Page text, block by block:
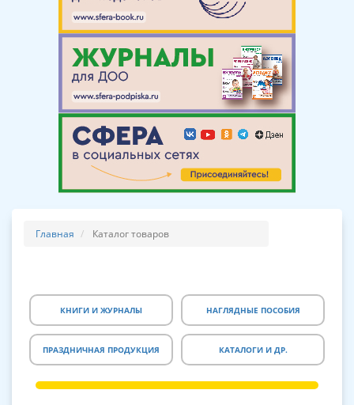
Главная Каталог товаров
КНИГИ И ЖУРНАЛЫ НАГЛЯДНЫЕ ПОСОБИЯ
ПРАЗДНИЧНАЯ ПРОДУКЦИЯ КАТАЛОГИ И ДР.